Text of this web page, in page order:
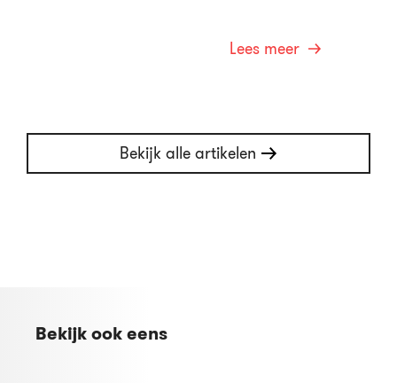
Lees meer
Bekijk alle artikelen
Bekijk ook eens